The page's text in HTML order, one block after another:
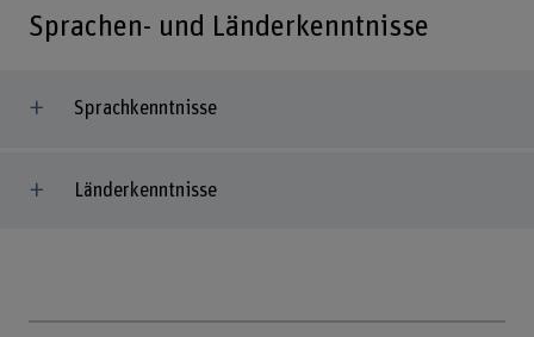
Sprachen- und Länderkenntnisse
Sprachkenntnisse
Länderkenntnisse